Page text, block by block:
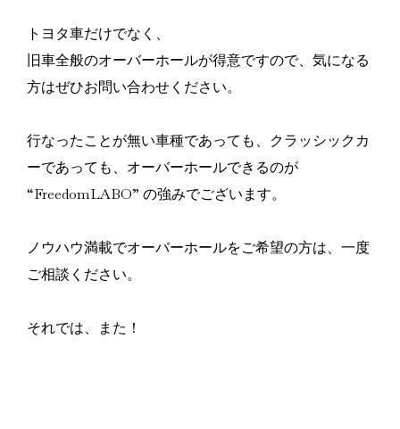
トヨタ車だけでなく、
旧車全般のオーバーホールが得意ですので、気になる
方はぜひお問い合わせください。
行なったことが無い車種であっても、クラッシックカ
ーであっても、オーバーホールできるのが
“FreedomLABO” の強みでございます。
ノウハウ満載でオーバーホールをご希望の方は、一度
ご相談ください。
それでは、また！